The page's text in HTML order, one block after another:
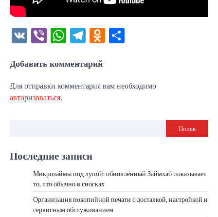
VK ViberWhatsApp
Telegram
Odnoklassniki
Добавить комментарий
Для отправки комментария вам необходимо
авторизоваться.
Поиск
Последние записи
Микрозаймы под лупой: обновлённый Займхаб показывает
то, что обычно в сносках
Организация покопийной печати с доставкой, настройкой и
сервисным обслуживанием